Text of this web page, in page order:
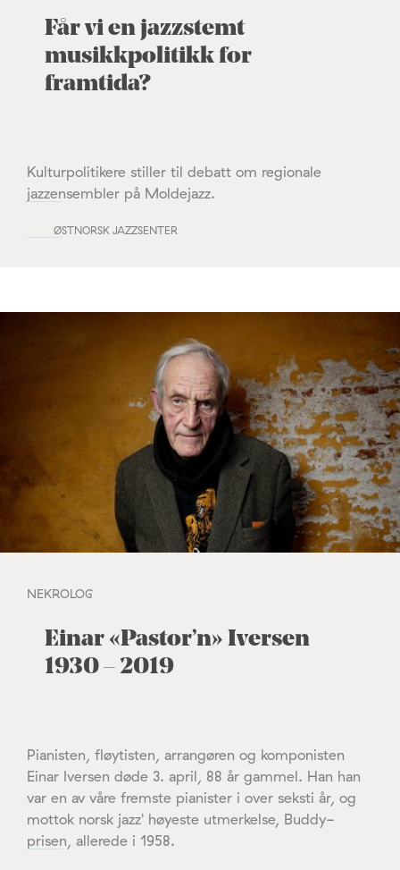
Får vi en jazzstemt
musikkpolitikk for
framtida?
Kulturpolitikere stiller til debatt om regionale
jazzensembler på Moldejazz.
ØSTNORSK JAZZSENTER
NEKROLOG
Einar «Pastor’n» Iversen
1930 – 2019
Pianisten, fløytisten, arrangøren og komponisten
Einar Iversen døde 3. april, 88 år gammel. Han han
var en av våre fremste pianister i over seksti år, og
mottok norsk jazz' høyeste utmerkelse, Buddy-
prisen, allerede i 1958.